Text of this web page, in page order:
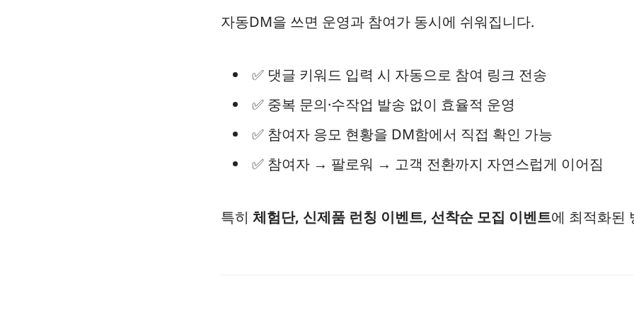
자동DM을 쓰면 운영과 참여가 동시에 쉬워집니다.
✅ 댓글 키워드 입력 시 자동으로 참여 링크 전송
✅ 중복 문의·수작업 발송 없이 효율적 운영
✅ 참여자 응모 현황을 DM함에서 직접 확인 가능
✅ 참여자 → 팔로워 → 고객 전환까지 자연스럽게 이어짐
특히 체험단, 신제품 런칭 이벤트, 선착순 모집 이벤트에 최적화된